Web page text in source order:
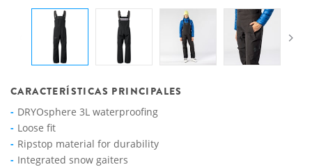
CARACTERÍSTICAS PRINCIPALES
DRYOsphere 3L waterproofing
Loose fit
Ripstop material for durability
Integrated snow gaiters